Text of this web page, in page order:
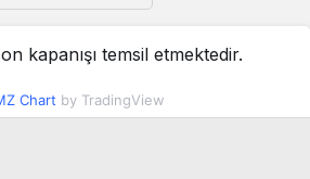
kapanışı temsil etmektedir.
Chart by TradingView